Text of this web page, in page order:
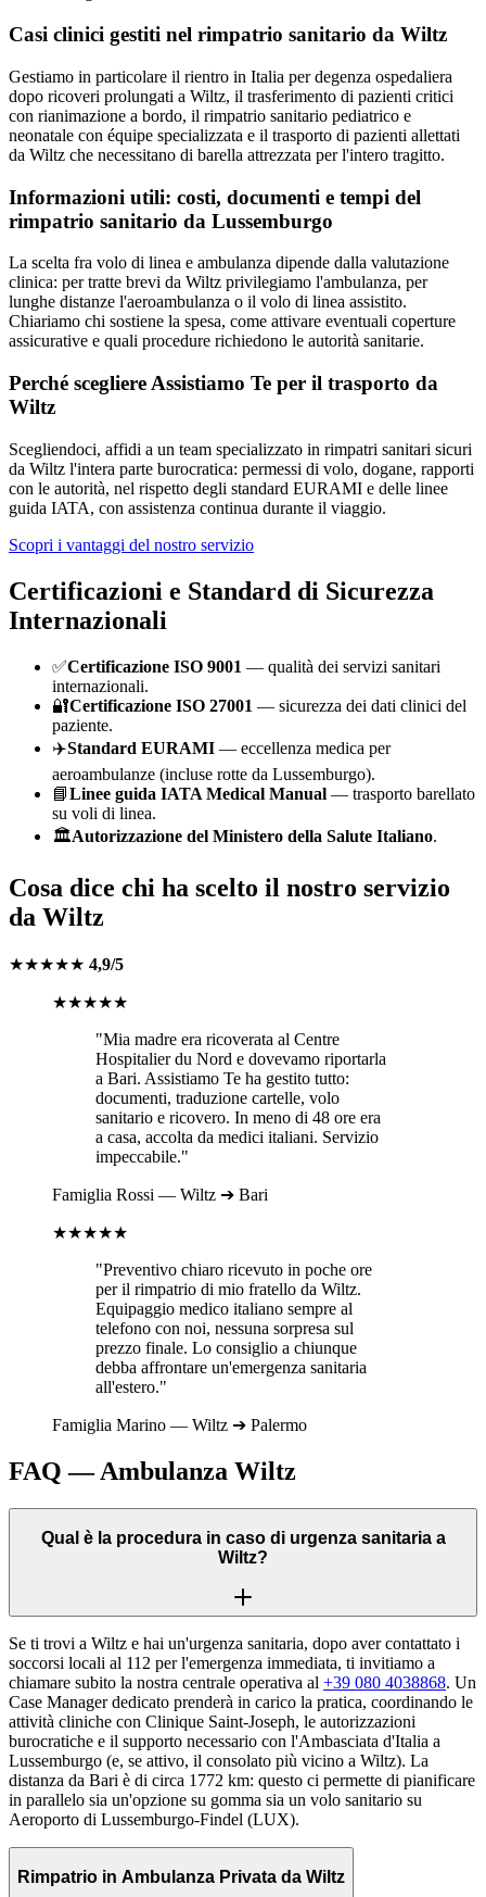
Casi clinici gestiti nel rimpatrio sanitario da Wiltz
Gestiamo in particolare il rientro in Italia per degenza ospedaliera
dopo ricoveri prolungati a Wiltz, il trasferimento di pazienti critici
con rianimazione a bordo, il rimpatrio sanitario pediatrico e
neonatale con équipe specializzata e il trasporto di pazienti allettati
da Wiltz che necessitano di barella attrezzata per l'intero tragitto.
Informazioni utili: costi, documenti e tempi del
rimpatrio sanitario da Lussemburgo
La scelta fra volo di linea e ambulanza dipende dalla valutazione
clinica: per tratte brevi da Wiltz privilegiamo l'ambulanza, per
lunghe distanze l'aeroambulanza o il volo di linea assistito.
Chiariamo chi sostiene la spesa, come attivare eventuali coperture
assicurative e quali procedure richiedono le autorità sanitarie.
Perché scegliere Assistiamo Te per il trasporto da
Wiltz
Scegliendoci, affidi a un team specializzato in rimpatri sanitari sicuri
da Wiltz l'intera parte burocratica: permessi di volo, dogane, rapporti
con le autorità, nel rispetto degli standard EURAMI e delle linee
guida IATA, con assistenza continua durante il viaggio.
Scopri i vantaggi del nostro servizio
Certificazioni e Standard di Sicurezza
Internazionali
✅Certificazione ISO 9001 — qualità dei servizi sanitari
internazionali.
🔐Certificazione ISO 27001 — sicurezza dei dati clinici del
paziente.
✈️Standard EURAMI — eccellenza medica per
aeroambulanze (incluse rotte da Lussemburgo).
📘Linee guida IATA Medical Manual — trasporto barellato
su voli di linea.
🏛️Autorizzazione del Ministero della Salute Italiano.
Cosa dice chi ha scelto il nostro servizio
da Wiltz
★★★★★ 4,9/5
★★★★★
"Mia madre era ricoverata al Centre
Hospitalier du Nord e dovevamo riportarla
a Bari. Assistiamo Te ha gestito tutto:
documenti, traduzione cartelle, volo
sanitario e ricovero. In meno di 48 ore era
a casa, accolta da medici italiani. Servizio
impeccabile."
Famiglia Rossi — Wiltz ➔ Bari
★★★★★
"Preventivo chiaro ricevuto in poche ore
per il rimpatrio di mio fratello da Wiltz.
Equipaggio medico italiano sempre al
telefono con noi, nessuna sorpresa sul
prezzo finale. Lo consiglio a chiunque
debba affrontare un'emergenza sanitaria
all'estero."
Famiglia Marino — Wiltz ➔ Palermo
FAQ — Ambulanza Wiltz
Qual è la procedura in caso di urgenza sanitaria a
Wiltz?
Se ti trovi a Wiltz e hai un'urgenza sanitaria, dopo aver contattato i
soccorsi locali al 112 per l'emergenza immediata, ti invitiamo a
chiamare subito la nostra centrale operativa al +39 080 4038868. Un
Case Manager dedicato prenderà in carico la pratica, coordinando le
attività cliniche con Clinique Saint-Joseph, le autorizzazioni
burocratiche e il supporto necessario con l'Ambasciata d'Italia a
Lussemburgo (e, se attivo, il consolato più vicino a Wiltz). La
distanza da Bari è di circa 1772 km: questo ci permette di pianificare
in parallelo sia un'opzione su gomma sia un volo sanitario su
Aeroporto di Lussemburgo-Findel (LUX).
Rimpatrio in Ambulanza Privata da Wiltz